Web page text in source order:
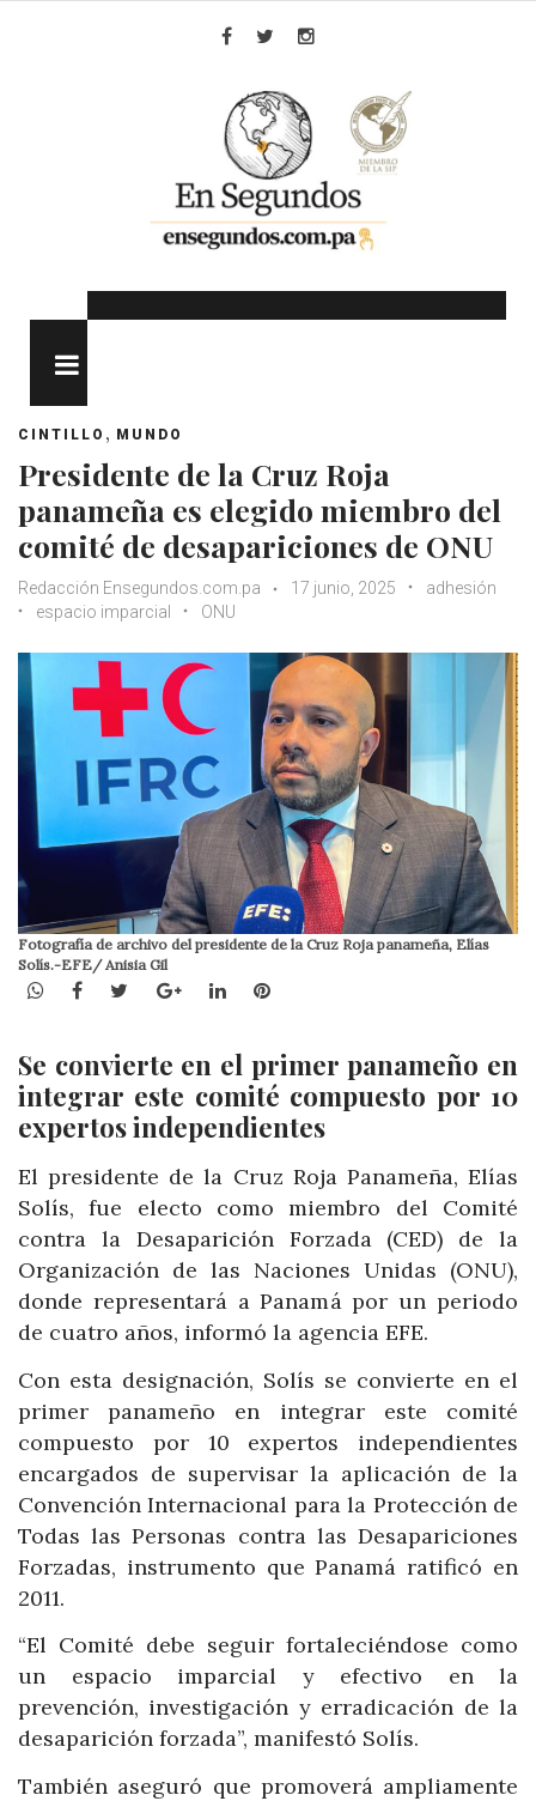
CINTILLO , MUNDO
Presidente de la Cruz Roja
panameña es elegido miembro del
comité de desapariciones de ONU
Redacción Ensegundos.com.pa 17 junio, 2025
adhesión
espacio imparcial
ONU
Fotografía de archivo del presidente de la Cruz Roja panameña, Elías
Solís.-EFE/ Anisia Gil
WhatsApp
Facebook
TwitterGoogle+LinkedInPinterest
Se convierte en el primer panameño en
integrar este comité compuesto por 10
expertos independientes
El presidente de la Cruz Roja Panameña, Elías
Solís, fue electo como miembro del Comité
contra la Desaparición Forzada (CED) de la
Organización de las Naciones Unidas (ONU),
donde representará a Panamá por un periodo
de cuatro años, informó la agencia EFE.
Con esta designación, Solís se convierte en el
primer panameño en integrar este comité
compuesto por 10 expertos independientes
encargados de supervisar la aplicación de la
Convención Internacional para la Protección de
Todas las Personas contra las Desapariciones
Forzadas, instrumento que Panamá ratificó en
2011.
“El Comité debe seguir fortaleciéndose como
un espacio imparcial y efectivo en la
prevención, investigación y erradicación de la
desaparición forzada”, manifestó Solís.
También aseguró que promoverá ampliamente